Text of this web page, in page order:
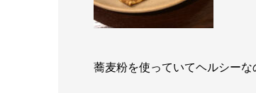
蕎麦粉を使っていてヘルシーな